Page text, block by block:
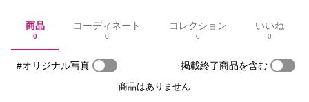
商品
0
コーディネート
0
コレクション
0
いいね
0
#オリジナル写真 掲載終了商品を含む
商品はありません